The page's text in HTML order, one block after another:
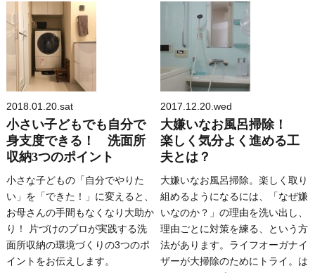
2018.01.20.sat
小さい子どもでも自分で
身支度できる！ 洗面所
収納3つのポイント
小さな子どもの「自分でやりた
い」を「できた！」に変えると、
お母さんの手間もなくなり大助か
り！ 片づけのプロが実践する洗
面所収納の環境づくりの3つのポ
イントをお伝えします。
2017.12.20.wed
大嫌いなお風呂掃除！
楽しく気分よく進める工
夫とは？
大嫌いなお風呂掃除。楽しく取り
組めるようになるには、「なぜ嫌
いなのか？」の理由を洗い出し、
理由ごとに対策を練る、という方
法があります。ライフオーガナイ
ザーが大掃除のためにトライ。は